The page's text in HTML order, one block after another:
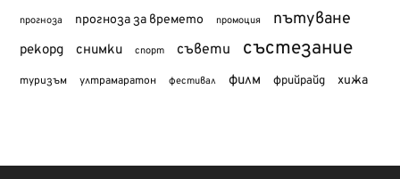
прогноза прогноза за времето промоция пътуване
рекорд снимки спорт съвети състезание
туризъм ултрамаратон фестивал филм фрийрайд хижа